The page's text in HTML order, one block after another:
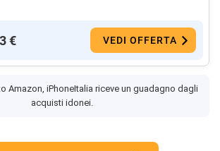
€ VEDI OFFERTA
Amazon, iPhoneItalia riceve un guadagno dagli
acquisti idonei.